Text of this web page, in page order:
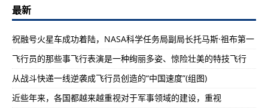
最新
祝融号火星车成功着陆，NASA科学任务局副局长托马斯·祖布第一
飞行员的那些事飞行表演是一种绚丽多姿、惊险壮美的特技飞行
从战斗快递一线逆袭成飞行员创造的“中国速度”(组图)
近些年来，各国都越来越重视对于军事领域的建设，重视